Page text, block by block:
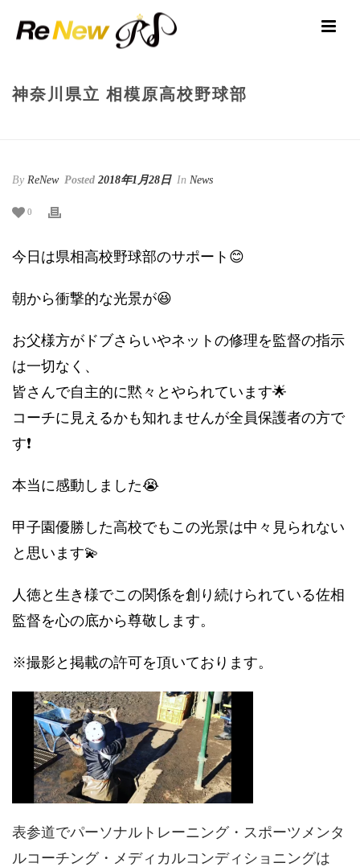
神奈川県立 相模原高校野球部
By ReNew Posted 2018年1月28日 In News
0
今日は県相高校野球部のサポート😊
朝から衝撃的な光景が😆
お父様方がドブさらいやネットの修理を監督の指示
は一切なく、
皆さんで自主的に黙々とやられています🌟
コーチに見えるかも知れませんが全員保護者の方で
す❗️
本当に感動しました😭
甲子園優勝した高校でもこの光景は中々見られない
と思います💫
人徳と生き様でこの関係を創り続けられている佐相
監督を心の底から尊敬します。
※撮影と掲載の許可を頂いております。
表参道でパーソナルトレーニング・スポーツメンタ
ルコーチング・メディカルコンディショニングは